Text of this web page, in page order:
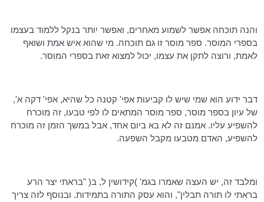
והנה תוכחה אפשר לשמוע מאחרים, ואפשר יותר בנקל ללמוד בעצמו
בספרי המוסר. ספר מוסר זו גם תוכחה. מי שהוא איש אמת ושואף
לאמת, ורוצה לתקן את עצמו, יכול למצוא זאת בספרי המוסר.
דבר ידוע הוא שמי שיש לו קביעות אפי' קטנה כל שהיא, אפי' דקה א',
של עיון בספר מוסר, ספר מוסר המתאים לו לפי טבעו, זה מוכרח
להשפיע עליו. אמנם זה לא בא ביום אחד, אבל במשך הזמן זה מוכרח
להשפיע, האדם מטבעו מקבל השפעה.
ומלבד זה, יש העצה שאמרו בגמ' )קידושין ל, ב( "בראתי יצר הרע
בראתי לו תורה תבלין", והוא עסק התורה בתמידות. ובנוסף לזה צריך